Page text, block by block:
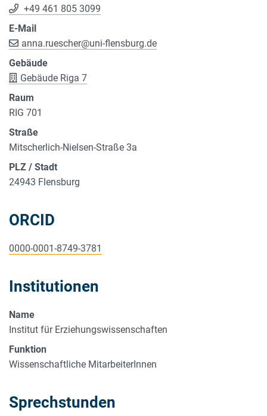
+49 461 805 3099
E-Mail
anna.ruescher@uni-flensburg.de
Gebäude
Gebäude Riga 7
Raum
RIG 701
Straße
Mitscherlich-Nielsen-Straße 3a
PLZ / Stadt
24943 Flensburg
ORCID
0000-0001-8749-3781
Institutionen
Name
Institut für Erziehungswissenschaften
Funktion
Wissenschaftliche MitarbeiterInnen
Sprechstunden